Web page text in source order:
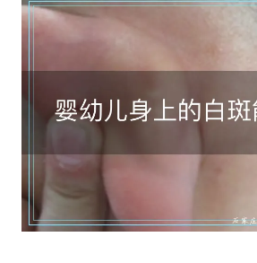
用药，并密切观察